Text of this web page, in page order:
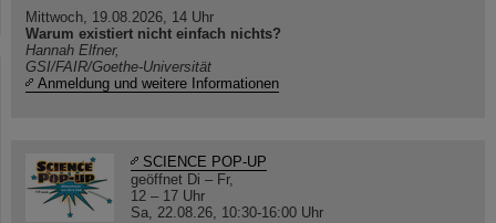
Mittwoch, 19.08.2026, 14 Uhr
Warum existiert nicht einfach nichts?
Hannah Elfner,
GSI/FAIR/Goethe-Universität
Anmeldung und weitere Informationen
SCIENCE POP-UP
geöffnet Di – Fr,
12 – 17 Uhr
Sa, 22.08.26, 10:30-16:00 Uhr